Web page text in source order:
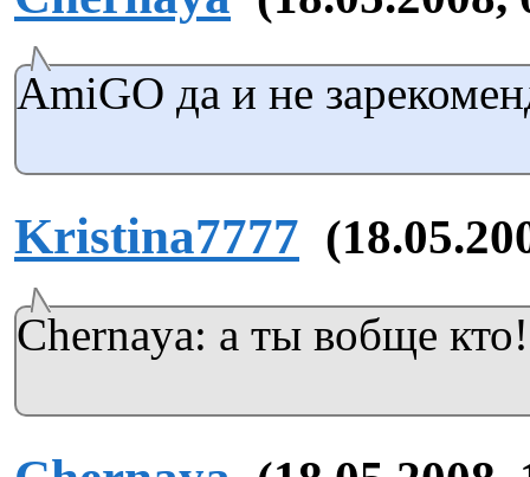
AmiGO да и не
Kristina7777
Chernaya: а ты вобще